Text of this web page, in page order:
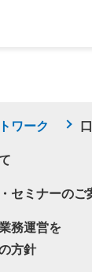
ワーク
セミナーのご
務運営を
方針